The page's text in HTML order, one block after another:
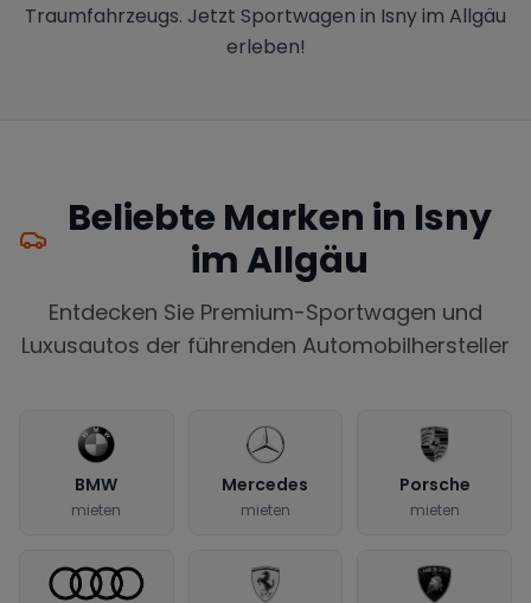
Traumfahrzeugs. Jetzt Sportwagen in Isny im Allgäu
erleben!
Beliebte Marken in Isny
im Allgäu
Entdecken Sie Premium-Sportwagen und
Luxusautos der führenden Automobilhersteller
BMW
mieten
Mercedes
mieten
Porsche
mieten